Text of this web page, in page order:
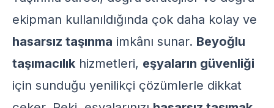
ekipman kullanıldığında çok daha kolay ve
hasarsız taşınma imkânı sunar. Beyoğlu
taşımacılık hizmetleri, eşyaların güvenliği
için sunduğu yenilikçi çözümlerle dikkat